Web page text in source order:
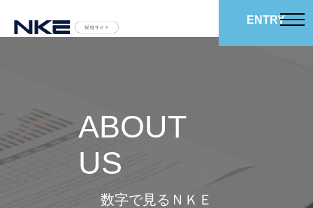
ENTRY
ABOUT
US
数字で見るＮＫＥ